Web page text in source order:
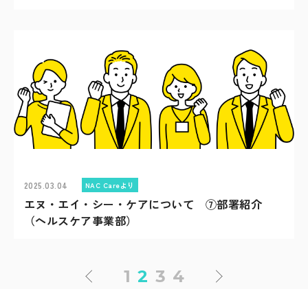
2025.03.04 NAC Careより
エヌ・エイ・シー・ケアについて ⑦部署紹介
（ヘルスケア事業部）
1 2 3 4